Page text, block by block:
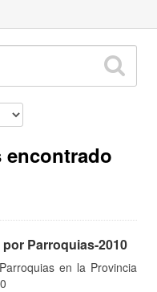
Parroquias-2010
en la Provincia